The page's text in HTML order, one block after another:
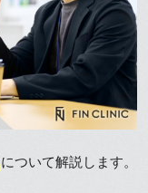
について解説します。